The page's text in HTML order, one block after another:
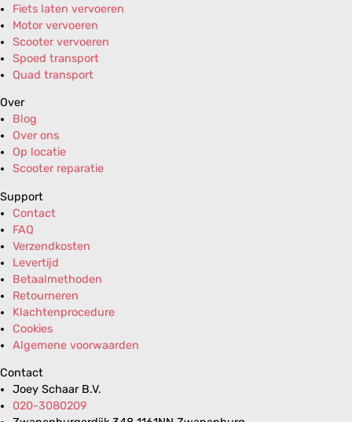
Fiets laten vervoeren
Motor vervoeren
Scooter vervoeren
Spoed transport
Quad transport
Over
Blog
Over ons
Op locatie
Scooter reparatie
Support
Contact
FAQ
Verzendkosten
Levertijd
Betaalmethoden
Retourneren
Klachtenprocedure
Cookies
Algemene voorwaarden
Contact
Joey Schaar B.V.
020-3080209